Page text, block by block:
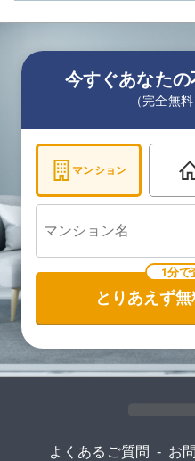
今すぐあなた
（完全無
マンション
1分で
とりあえず
よくあるご質問 - お